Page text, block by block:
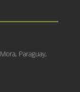
Paraguay,